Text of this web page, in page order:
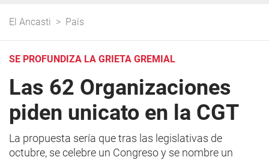
El Ancasti > País
SE PROFUNDIZA LA GRIETA GREMIAL
Las 62 Organizaciones
piden unicato en la CGT
La propuesta sería que tras las legislativas de
octubre, se celebre un Congreso y se nombre un